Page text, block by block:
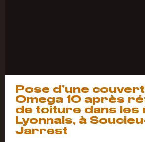
Pose d’une
Omega 10 après
de toiture dans les
Lyonnais, à
Jarrest